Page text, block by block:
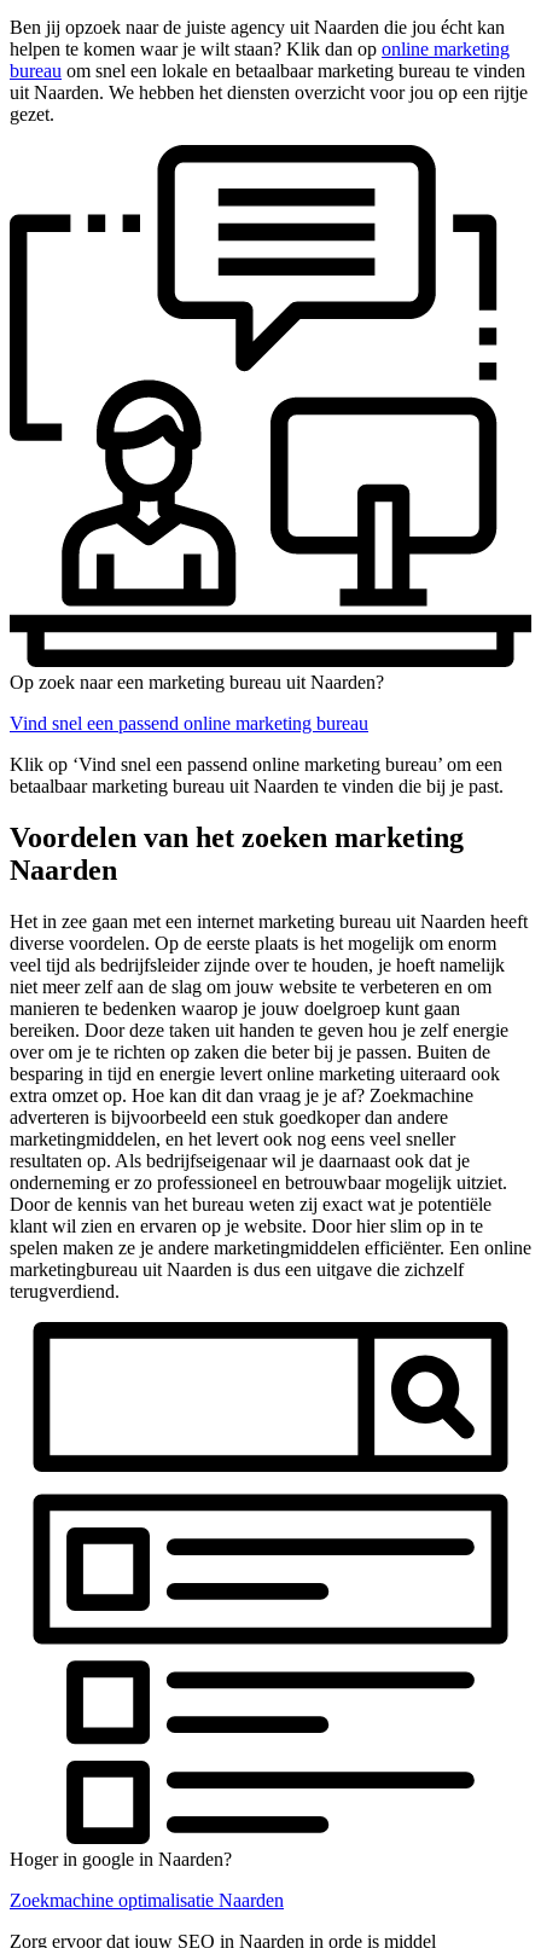
Ben jij opzoek naar de juiste agency uit Naarden die jou écht kan
helpen te komen waar je wilt staan? Klik dan op online marketing
bureau om snel een lokale en betaalbaar marketing bureau te vinden
uit Naarden. We hebben het diensten overzicht voor jou op een rijtje
gezet.
Op zoek naar een marketing bureau uit Naarden?
Vind snel een passend online marketing bureau
Klik op ‘Vind snel een passend online marketing bureau’ om een
betaalbaar marketing bureau uit Naarden te vinden die bij je past.
Voordelen van het zoeken marketing
Naarden
Het in zee gaan met een internet marketing bureau uit Naarden heeft
diverse voordelen. Op de eerste plaats is het mogelijk om enorm
veel tijd als bedrijfsleider zijnde over te houden, je hoeft namelijk
niet meer zelf aan de slag om jouw website te verbeteren en om
manieren te bedenken waarop je jouw doelgroep kunt gaan
bereiken. Door deze taken uit handen te geven hou je zelf energie
over om je te richten op zaken die beter bij je passen. Buiten de
besparing in tijd en energie levert online marketing uiteraard ook
extra omzet op. Hoe kan dit dan vraag je je af? Zoekmachine
adverteren is bijvoorbeeld een stuk goedkoper dan andere
marketingmiddelen, en het levert ook nog eens veel sneller
resultaten op. Als bedrijfseigenaar wil je daarnaast ook dat je
onderneming er zo professioneel en betrouwbaar mogelijk uitziet.
Door de kennis van het bureau weten zij exact wat je potentiële
klant wil zien en ervaren op je website. Door hier slim op in te
spelen maken ze je andere marketingmiddelen efficiënter. Een online
marketingbureau uit Naarden is dus een uitgave die zichzelf
terugverdiend.
Hoger in google in Naarden?
Zoekmachine optimalisatie Naarden
Zorg ervoor dat jouw SEO in Naarden in orde is middel